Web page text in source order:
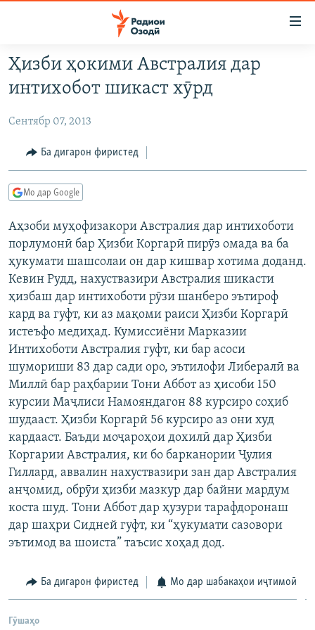
Ҷаҳиш
ба
мояи
Ҷаҳиш
феҳристи
Ҷаҳиш
ҷустор
ГӮШАҲО
ИҚТИСОД
ҶОМЕА
ОСИЁИ МАРКАЗӢ
ФАРҲАНГ
МЕҲМОНИ ОЗОДӢ
ВАРЗИШ
РӮЗГОРИ МУҲОҶИР
САЛОМ, ХОҲАР
ҶАНГ ДАР УКРАИНА
НАЗАРИ МАРДУМ
БЛОГИСТОН
ОЗОДӢ ОНЛАЙН
ЧАНДРАСОНАӢ
ВИДЕО
НИГОРИСТОН
ГУЗОРИШҲОИ РАДИОӢ
РӮЙХАТҲО
КИТОБҲОИ ОЗОДӢ
Русский
ПАЙГИРӢ КУНЕД
Ҳамаи сомонаҳои RFE/RL
Ҳизби ҳокими Австралия дар
интихобот шикаст хӯрд
Сентябр 07, 2013
Ба дигарон фиристед
Мо дар Google
Аҳзоби муҳофизакори Австралия дар интихоботи
порлумонӣ бар Ҳизби Коргарӣ пирӯз омада ва ба
ҳукумати шашсолаи он дар кишвар хотима доданд.
Кевин Рудд, нахуствазири Австралия шикасти
ҳизбаш дар интихоботи рӯзи шанберо эътироф
кард ва гуфт, ки аз мақоми раиси Ҳизби Коргарӣ
истеъфо медиҳад. Кумиссиёни Марказии
Интихоботи Австралия гуфт, ки бар асоси
шумориши 83 дар сади оро, эътилофи Либералӣ ва
Миллӣ бар раҳбарии Тони Аббот аз ҳисоби 150
курсии Маҷлиси Намояндагон 88 курсиро соҳиб
шудааст. Ҳизби Коргарӣ 56 курсиро аз они худ
кардааст. Баъди моҷароҳои дохилӣ дар Ҳизби
Коргарии Австралия, ки бо барканории Ҷулия
Гиллард, аввалин нахуствазири зан дар Австралия
анҷомид, обрӯи ҳизби мазкур дар байни мардум
коста шуд. Тони Аббот дар ҳузури тарафдоронаш
дар шаҳри Сидней гуфт, ки “ҳукумати сазовори
эътимод ва шоиста” таъсис хоҳад дод.
Ба дигарон фиристед Мо дар шабакаҳои иҷтимоӣ
Гӯшаҳо